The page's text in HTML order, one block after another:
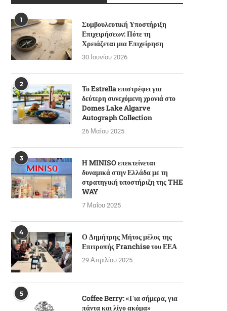
1
Συμβουλευτική Υποστήριξη
Επιχειρήσεων: Πότε τη
Χρειάζεται μια Επιχείρηση
30 Ιουνίου 2026
2
Το Estrella επιστρέφει για
δεύτερη συνεχόμενη χρονιά στο
Domes Lake Algarve
Autograph Collection
26 Μαΐου 2025
3
Η MINISO επεκτείνεται
δυναμικά στην Ελλάδα με τη
στρατηγική υποστήριξη της THE
WAY
7 Μαΐου 2025
4
Ο Δημήτρης Μήτος μέλος της
Επιτροπής Franchise του ΕΕΑ
29 Απριλίου 2025
5
Coffee Berry: «Για σήμερα, για
πάντα και λίγο ακόμα»